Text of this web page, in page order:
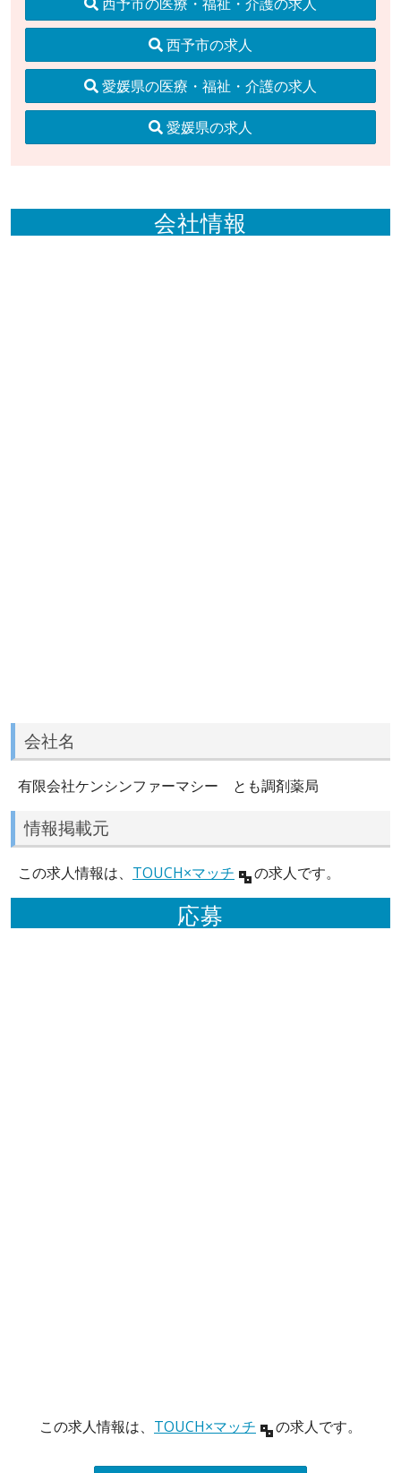
西予市の求人
愛媛県の医療・福祉・介護の求人
愛媛県の求人
会社情報
会社名
有限会社ケンシンファーマシー とも調剤薬局
情報掲載元
この求人情報は、 TOUCH×マッチ の求人です。
応募
この求人情報は、 TOUCH×マッチ の求人です。